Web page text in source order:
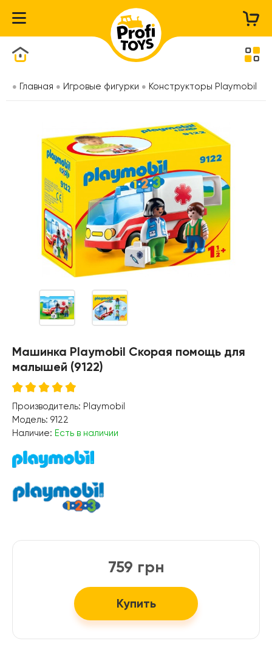
Главная Игровые фигурки Конструкторы Playmobil
Машинка Playmobil Скорая помощь для
малышей (9122)
Производитель: Playmobil
Модель: 9122
Наличие: Есть в наличии
759 грн
Купить
Каталог товаров